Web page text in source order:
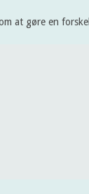
at gøre en forskel